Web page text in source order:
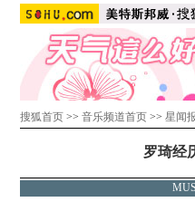
搜狐首页 >> 音乐频道首页 >> 星闻
罗琦经